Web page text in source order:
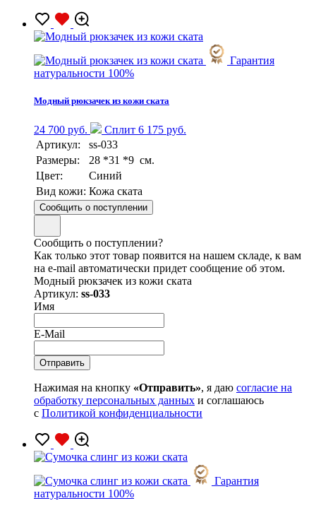
Гарантия
натуральности 100%
Модный рюкзачек из кожи ската
24 700 руб.
Сплит 6 175 руб.
Артикул:
ss-033
Размеры:
28 *31 *9 см.
Цвет:
Синий
Вид кожи: Кожа ската
Сообщить о поступлении
Сообщить о поступлении?
Как только этот товар появится на нашем складе, к вам
на e-mail автоматически придет сообщение об этом.
Модный рюкзачек из кожи ската
Артикул: ss-033
Имя
E-Mail
Нажимая на кнопку «Отправить», я даю согласие на
обработку персональных данных и соглашаюсь
с Политикой конфиденциальности
Гарантия
натуральности 100%